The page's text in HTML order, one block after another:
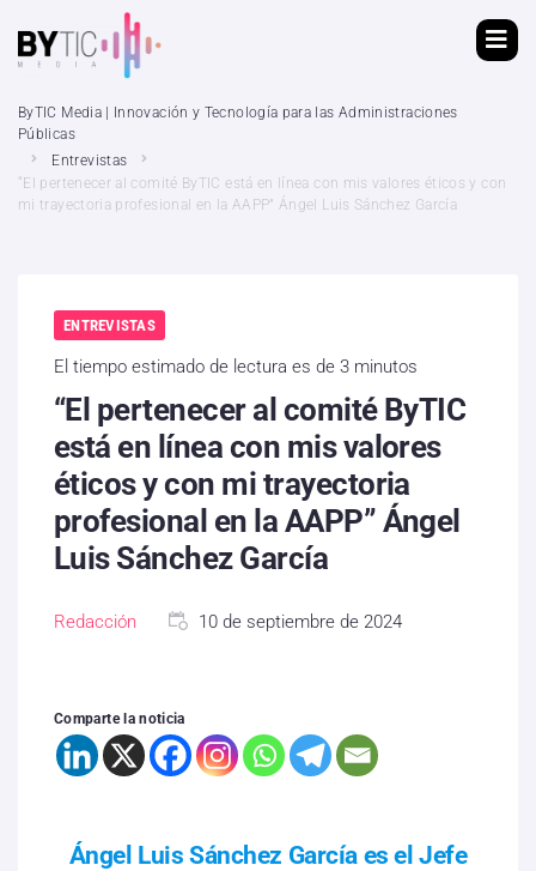
ByTIC Media | Innovación y Tecnología para las Administraciones
Públicas
Entrevistas
“El pertenecer al comité ByTIC está en línea con mis valores éticos y con
mi trayectoria profesional en la AAPP” Ángel Luis Sánchez García
ENTREVISTAS
El tiempo estimado de lectura es de 3 minutos
“El pertenecer al comité ByTIC
está en línea con mis valores
éticos y con mi trayectoria
profesional en la AAPP” Ángel
Luis Sánchez García
Redacción 10 de septiembre de 2024
Comparte la noticia
Ángel Luis Sánchez García es el Jefe